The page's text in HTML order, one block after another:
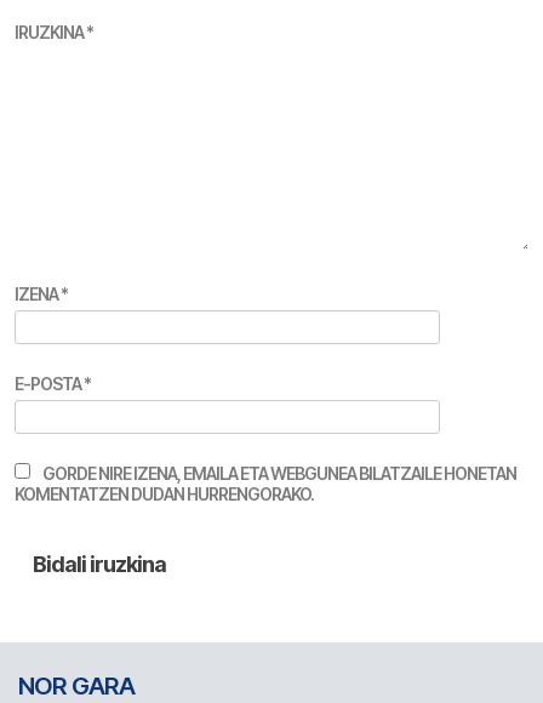
IRUZKINA*
IZENA*
E-POSTA*
GORDE NIRE IZENA, EMAILA ETA WEBGUNEA BILATZAILE HONETAN
KOMENTATZEN DUDAN HURRENGORAKO.
NOR GARA